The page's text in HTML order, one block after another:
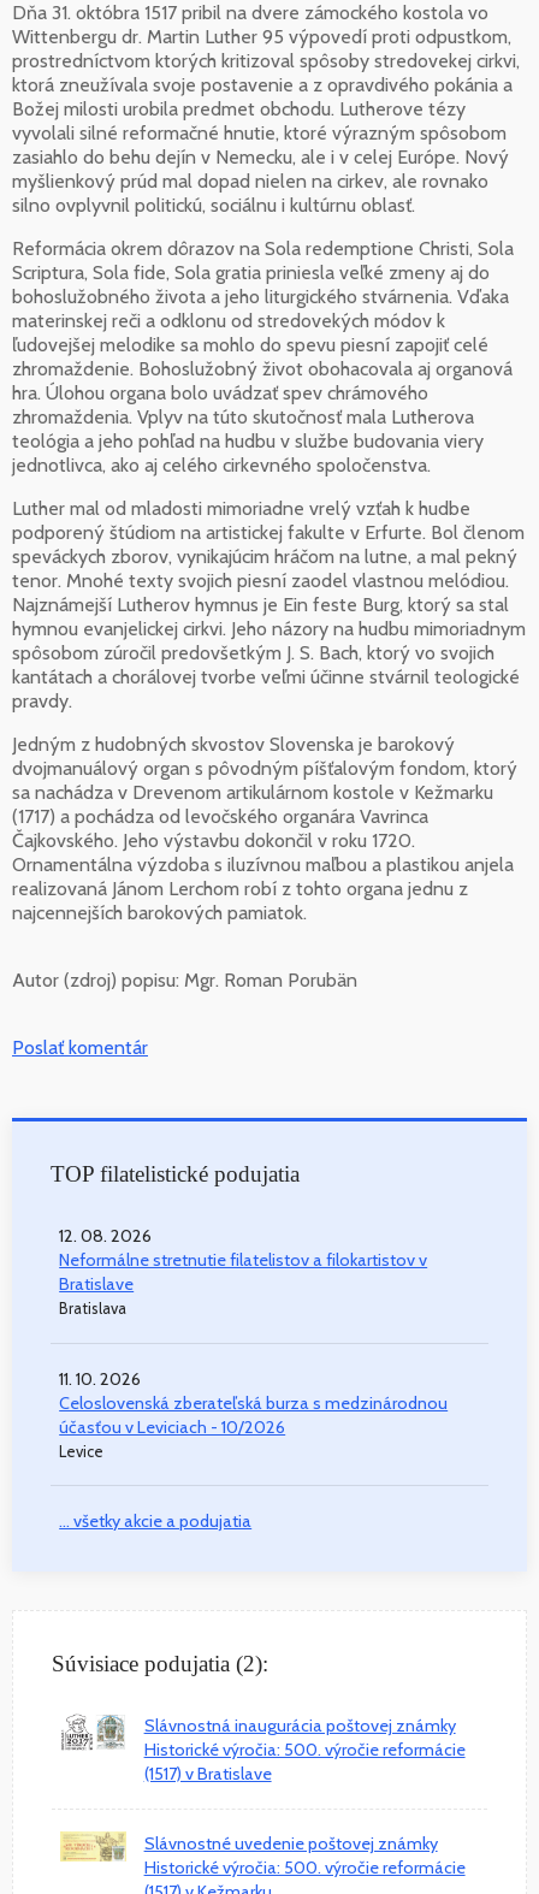
Dňa 31. októbra 1517 pribil na dvere zámockého kostola vo
Wittenbergu dr. Martin Luther 95 výpovedí proti odpustkom,
prostredníctvom ktorých kritizoval spôsoby stredovekej cirkvi,
ktorá zneužívala svoje postavenie a z opravdivého pokánia a
Božej milosti urobila predmet obchodu. Lutherove tézy
vyvolali silné reformačné hnutie, ktoré výrazným spôsobom
zasiahlo do behu dejín v Nemecku, ale i v celej Európe. Nový
myšlienkový prúd mal dopad nielen na cirkev, ale rovnako
silno ovplyvnil politickú, sociálnu i kultúrnu oblasť.
Reformácia okrem dôrazov na Sola redemptione Christi, Sola
Scriptura, Sola fide, Sola gratia priniesla veľké zmeny aj do
bohoslužobného života a jeho liturgického stvárnenia. Vďaka
materinskej reči a odklonu od stredovekých módov k
ľudovejšej melodike sa mohlo do spevu piesní zapojiť celé
zhromaždenie. Bohoslužobný život obohacovala aj organová
hra. Úlohou organa bolo uvádzať spev chrámového
zhromaždenia. Vplyv na túto skutočnosť mala Lutherova
teológia a jeho pohľad na hudbu v službe budovania viery
jednotlivca, ako aj celého cirkevného spoločenstva.
Luther mal od mladosti mimoriadne vrelý vzťah k hudbe
podporený štúdiom na artistickej fakulte v Erfurte. Bol členom
speváckych zborov, vynikajúcim hráčom na lutne, a mal pekný
tenor. Mnohé texty svojich piesní zaodel vlastnou melódiou.
Najznámejší Lutherov hymnus je Ein feste Burg, ktorý sa stal
hymnou evanjelickej cirkvi. Jeho názory na hudbu mimoriadnym
spôsobom zúročil predovšetkým J. S. Bach, ktorý vo svojich
kantátach a chorálovej tvorbe veľmi účinne stvárnil teologické
pravdy.
Jedným z hudobných skvostov Slovenska je barokový
dvojmanuálový organ s pôvodným píšťalovým fondom, ktorý
sa nachádza v Drevenom artikulárnom kostole v Kežmarku
(1717) a pochádza od levočského organára Vavrinca
Čajkovského. Jeho výstavbu dokončil v roku 1720.
Ornamentálna výzdoba s iluzívnou maľbou a plastikou anjela
realizovaná Jánom Lerchom robí z tohto organa jednu z
najcennejších barokových pamiatok.
Autor (zdroj) popisu: Mgr. Roman Porubän
Poslať komentár
TOP filatelistické podujatia
12. 08. 2026
Neformálne stretnutie filatelistov a filokartistov v
Bratislave
Bratislava
11. 10. 2026
Celoslovenská zberateľská burza s medzinárodnou
účasťou v Leviciach - 10/2026
Levice
... všetky akcie a podujatia
Súvisiace podujatia (2):
Slávnostná inaugurácia poštovej známky
Historické výročia: 500. výročie reformácie
(1517) v Bratislave
Slávnostné uvedenie poštovej známky
Historické výročia: 500. výročie reformácie